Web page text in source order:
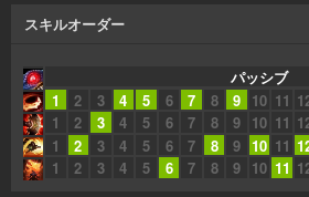
スキルオーダー
パッシブ
1
2 3 4 5 6 7 8 9 10 11
1
2 3 4 5 6 7 8 9 10 11
1
2 3 4 5 6 7 8 9 10 11
1
2 3 4 5 6 7 8 9 10 11